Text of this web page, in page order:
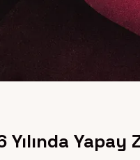
Yılında Yapay